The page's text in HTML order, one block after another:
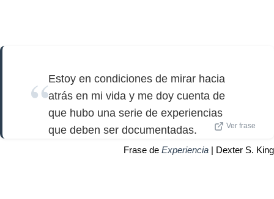
Estoy en condiciones de mirar hacia
atrás en mi vida y me doy cuenta de
que hubo una serie de experiencias
que deben ser documentadas.
Ver frase
Frase de Experiencia | Dexter S. King